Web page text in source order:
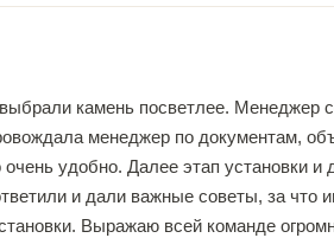
камень посветлее. Менеджер
менеджер по документам,
удобно. Далее этап установки и
и дали важные советы, за
Выражаю всей команде